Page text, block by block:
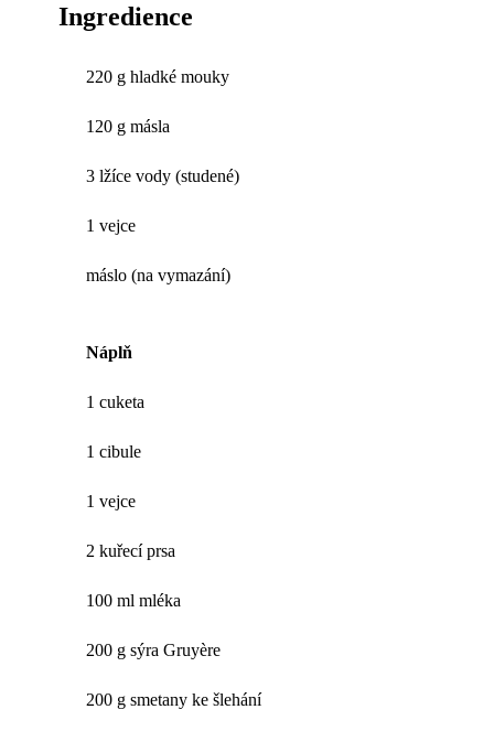
Ingredience
220 g hladké mouky
120 g másla
3 lžíce vody (studené)
1 vejce
máslo (na vymazání)
Náplň
1 cuketa
1 cibule
1 vejce
2 kuřecí prsa
100 ml mléka
200 g sýra Gruyère
200 g smetany ke šlehání